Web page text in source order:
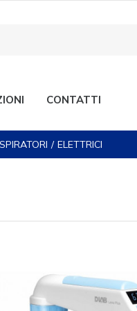
CONTATTI
ELETTRICI